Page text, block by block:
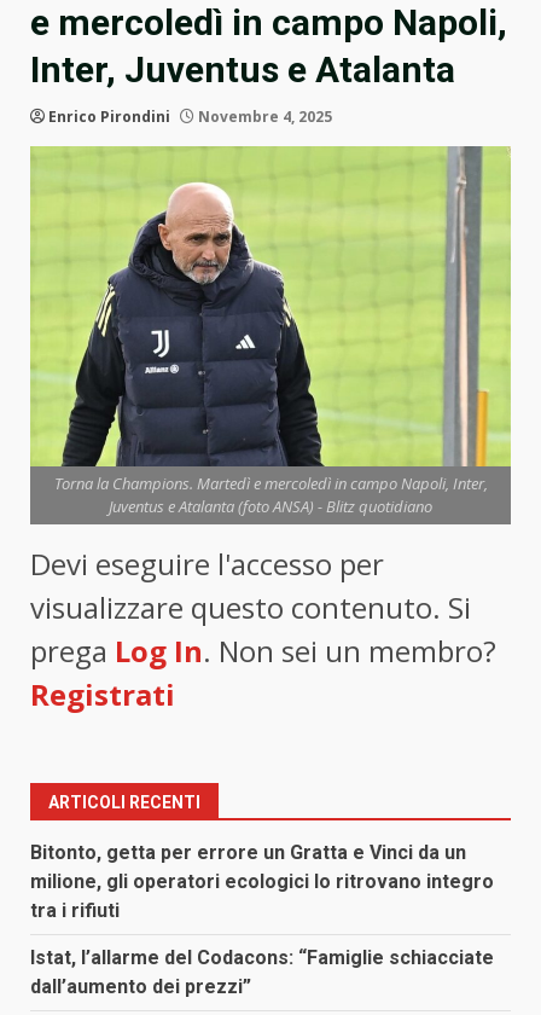
e mercoledì in campo Napoli,
Inter, Juventus e Atalanta
Enrico Pirondini Novembre 4, 2025
Torna la Champions. Martedì e mercoledì in campo Napoli, Inter,
Juventus e Atalanta (foto ANSA) - Blitz quotidiano
Devi eseguire l'accesso per
visualizzare questo contenuto. Si
prega Log In. Non sei un membro?
Registrati
ARTICOLI RECENTI
Bitonto, getta per errore un Gratta e Vinci da un
milione, gli operatori ecologici lo ritrovano integro
tra i rifiuti
Istat, l’allarme del Codacons: “Famiglie schiacciate
dall’aumento dei prezzi”